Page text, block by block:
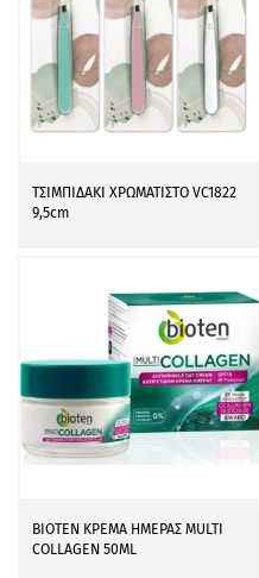
ΤΣΙΜΠΙΔΑΚΙ ΧΡΩΜΑΤΙΣΤΟ VC1822
9,5cm
BIOTEN ΚΡΕΜΑ ΗΜΕΡΑΣ MULTI
COLLAGEN 50ML